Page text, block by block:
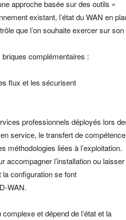
approche basée sur des outils «
existant, l’état du WAN en
que l’on souhaite exercer sur son
complémentaires :
flux et les sécurisent
professionnels déployés lors
service, le transfert de
méthodologies liées à l’exploitation.
accompagner l’installation ou
configuration se font
WAN.
et dépend de l’état et la